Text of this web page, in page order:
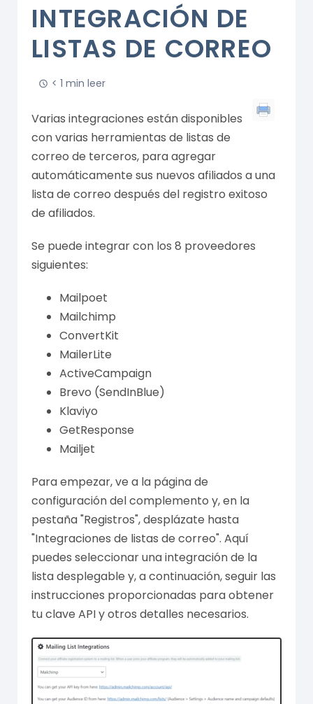
INTEGRACIÓN DE
LISTAS DE CORREO
< 1 min leer
Varias integraciones están disponibles
con varias herramientas de listas de
correo de terceros, para agregar
automáticamente sus nuevos afiliados a una
lista de correo después del registro exitoso
de afiliados.
Se puede integrar con los 8 proveedores
siguientes:
Mailpoet
Mailchimp
ConvertKit
MailerLite
ActiveCampaign
Brevo (SendInBlue)
Klaviyo
GetResponse
Mailjet
Para empezar, ve a la página de
configuración del complemento y, en la
pestaña "Registros", desplázate hasta
"Integraciones de listas de correo". Aquí
puedes seleccionar una integración de la
lista desplegable y, a continuación, seguir las
instrucciones proporcionadas para obtener
tu clave API y otros detalles necesarios.